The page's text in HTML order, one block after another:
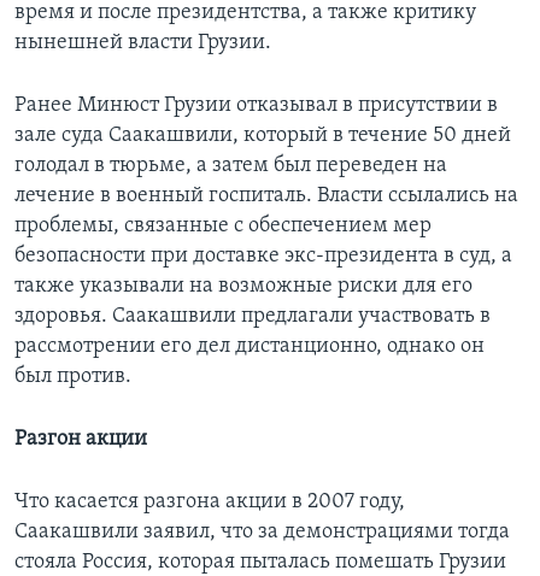
время и после президентства, а также критику
нынешней власти Грузии.
Ранее Минюст Грузии отказывал в присутствии в
зале суда Саакашвили, который в течение 50 дней
голодал в тюрьме, а затем был переведен на
лечение в военный госпиталь. Власти ссылались на
проблемы, связанные с обеспечением мер
безопасности при доставке экс-президента в суд, а
также указывали на возможные риски для его
здоровья. Саакашвили предлагали участвовать в
рассмотрении его дел дистанционно, однако он
был против.
Разгон акции
Что касается разгона акции в 2007 году,
Саакашвили заявил, что за демонстрациями тогда
стояла Россия, которая пыталась помешать Грузии